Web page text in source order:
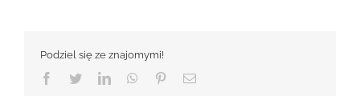
Podziel się ze znajomymi!
Facebook
TwitterLinkedInWhatsApp
PinterestEmail